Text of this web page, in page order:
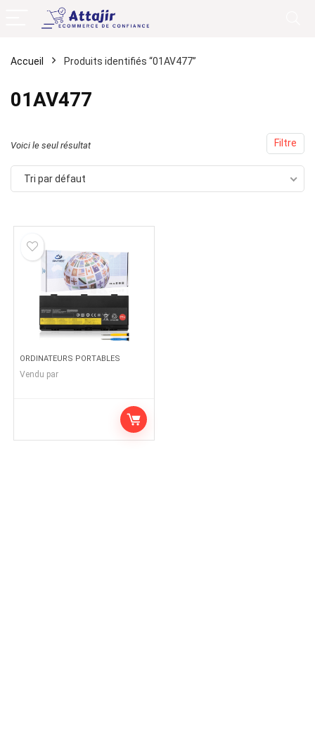
Accueil Produits identifiés “01AV477”
01AV477
Filtre
Voici le seul résultat
Tri par défaut
ORDINATEURS PORTABLES
Vendu par